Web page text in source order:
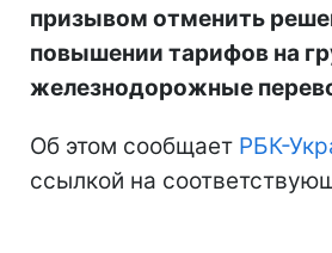
призывом отменить
повышении тарифов на
железнодорожные
Об этом сообщает РБК-
ссылкой на